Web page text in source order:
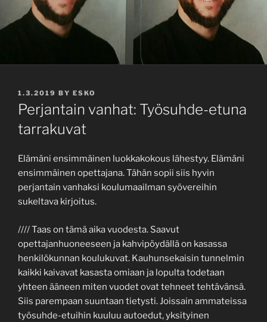
POSTED
ON
1.3.2019 BY ESKO
Perjantain vanhat: Työsuhde-etuna
tarrakuvat
Elämäni ensimmäinen luokkakokous lähestyy. Elämäni
ensimmäinen opettajana. Tähän sopii siis hyvin
perjantain vanhaksi koulumaailman syövereihin
sukeltava kirjoitus.
//// Taas on tämä aika vuodesta. Saavut
opettajanhuoneeseen ja kahvipöydällä on kasassa
henkilökunnan koulukuvat. Kauhunsekaisin tunnelmin
kaikki kaivavat kasasta omiaan ja lopulta todetaan
yhteen ääneen miten vuodet ovat tehneet tehtävänsä.
Siis parempaan suuntaan tietysti. Joissain ammateissa
työsuhde-etuihin kuuluu autoedut, yksityinen